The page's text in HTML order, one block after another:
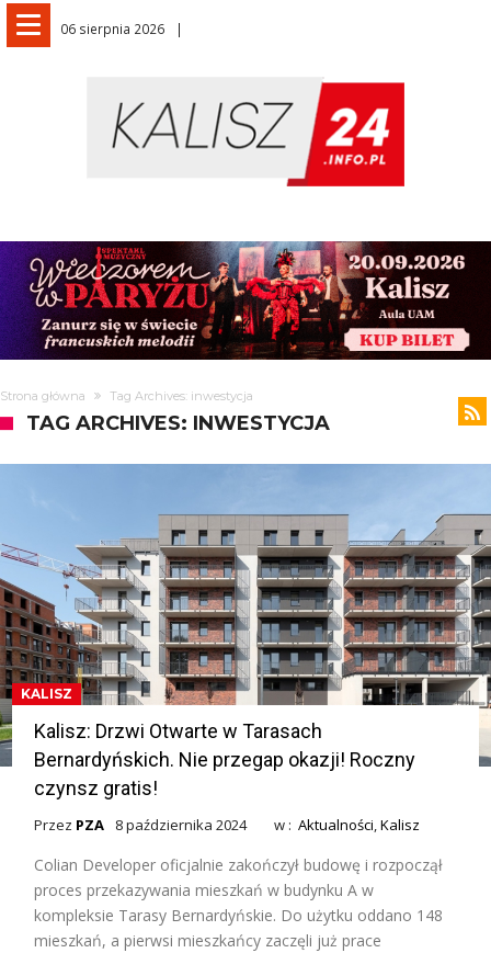
06 sierpnia 2026
Strona główna Tag Archives: inwestycja
TAG ARCHIVES: INWESTYCJA
KALISZ
Kalisz: Drzwi Otwarte w Tarasach
Bernardyńskich. Nie przegap okazji! Roczny
czynsz gratis!
Przez PZA 8 października 2024 w :Aktualności,Kalisz
Colian Developer oficjalnie zakończył budowę i rozpoczął
proces przekazywania mieszkań w budynku A w
kompleksie Tarasy Bernardyńskie. Do użytku oddano 148
mieszkań, a pierwsi mieszkańcy zaczęli już prace